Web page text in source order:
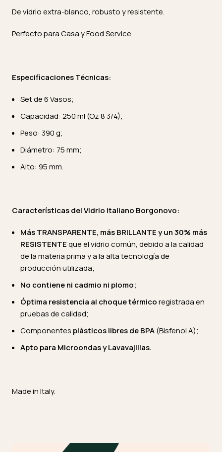
De vidrio extra-blanco, robusto y resistente.
Perfecto para Casa y Food Service.
Especificaciones Técnicas:
Set de 6 Vasos;
Capacidad: 250 ml (Oz 8 3/4);
Peso: 390 g;
Diámetro: 75 mm;
Alto: 95 mm.
Características del Vidrio italiano Borgonovo:
Más TRANSPARENTE, más BRILLANTE y un 30% más
RESISTENTEque el vidrio común, debido a la calidad
de la materia prima y a la alta tecnología de
producción utilizada;
No contiene ni cadmio ni plomo;
Óptima resistencia al choque térmicoregistrada en
pruebas de calidad;
Componentes plásticoslibres de BPA(Bisfenol A);
Apto para Microondas y Lavavajillas.
Made in Italy.